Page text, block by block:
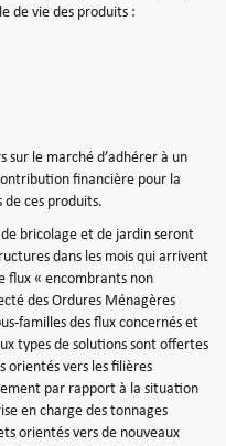
de vie des produits :
sur le marché d’adhérer à un
financière pour la
de ces produits.
bricolage et de jardin seront
dans les mois qui arrivent
flux « encombrants non
des Ordures Ménagères
familles des flux concernés et
types de solutions sont offertes
orientés vers les filières
par rapport à la situation
en charge des tonnages
orientés vers de nouveaux